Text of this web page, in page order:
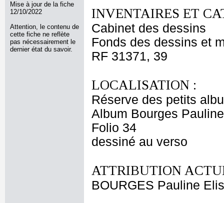
Mise à jour de la fiche
12/10/2022
Attention, le contenu de
cette fiche ne reflète
pas nécessairement le
dernier état du savoir.
INVENTAIRES ET
Cabinet des dessins
Fonds des dessins et
RF 31371, 39
LOCALISATION :
Réserve des petits
Album Bourges Pauline
Folio 34
dessiné au verso
ATTRIBUTION
BOURGES Pauline